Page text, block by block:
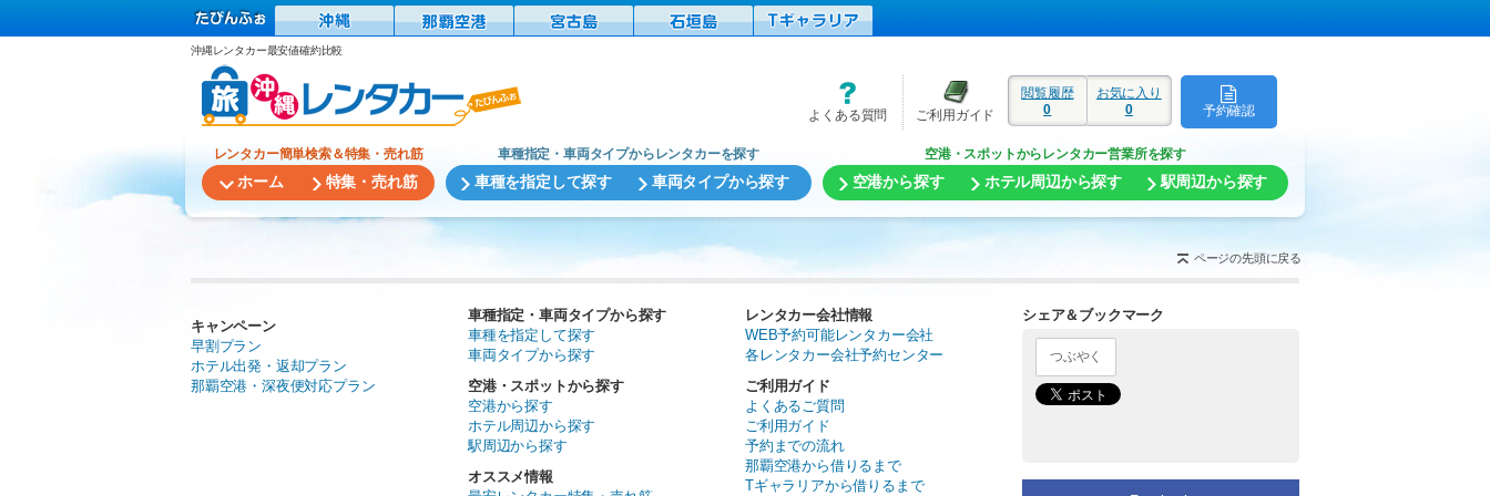
沖縄レンタカー最安値確約比較
予約確認
閲覧履歴
0
お気に入り
0
よくある質問 ご利用ガイド
レンタカー簡単検索＆特集・売れ筋
ホーム 特集・売れ筋
車種指定・車両タイプからレンタカーを探す
車種を指定して探す 車両タイプから探す
空港・スポットからレンタカー営業所を探す
空港から探す ホテル周辺から探す 駅周辺から探す
ページの先頭に戻る
キャンペーン
早割プラン
ホテル出発・返却プラン
那覇空港・深夜便対応プラン
車種指定・車両タイプから探す
車種を指定して探す
車両タイプから探す
空港・スポットから探す
空港から探す
ホテル周辺から探す
駅周辺から探す
オススメ情報
レンタカー会社情報
WEB予約可能レンタカー会社
各レンタカー会社予約センター
ご利用ガイド
よくあるご質問
ご利用ガイド
予約までの流れ
那覇空港から借りるまで
Tギャラリアから借りるまで
シェア＆ブックマーク